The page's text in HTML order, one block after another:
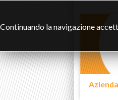
Azienda
Continuando la navigazione